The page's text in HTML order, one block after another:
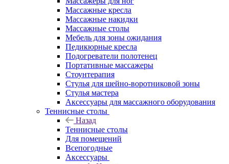
Массажные кресла
Массажные накидки
Массажные столы
Мебель для зоны ожидания
Педикюрные кресла
Подогреватели полотенец
Портативные массажеры
Стоунтерапия
Стулья для шейно-воротниковой зоны
Стулья мастера
Аксессуары для массажного оборудования
Теннисные столы
Назад
Теннисные столы
Для помещений
Всепогодные
Аксессуары